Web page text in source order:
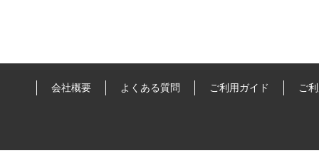
会社概要 よくある質問 ご利用ガイド ご